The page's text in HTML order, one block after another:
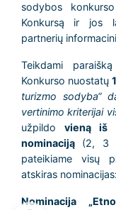
sodybos
Konkursą ir jos
partnerių
Teikdami
Konkurso nuostatų
turizmo sodyba“
vertinimo kriterijai
užpildo vieną iš
nominaciją(2, 3
pateikiame visų
atskiras nominacijas:
Nominacija